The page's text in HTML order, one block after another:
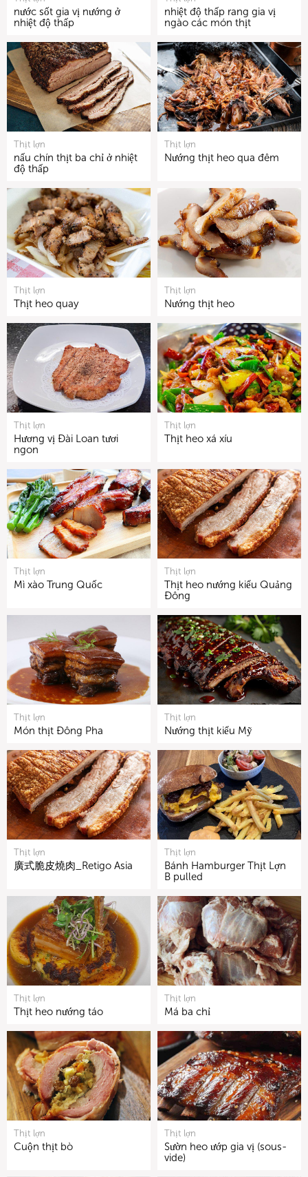
nước sốt gia vị nướng ở
nhiệt độ thấp
nhiệt độ thấp rang gia vị
ngào các món thịt
Thịt lợn
nấu chín thịt ba chỉ ở nhiệt
độ thấp
Thịt lợn
Nướng thịt heo qua đêm
Thịt lợn
Thịt heo quay
Thịt lợn
Nướng thịt heo
Thịt lợn
Hương vị Đài Loan tươi
ngon
Thịt lợn
Thịt heo xá xíu
Thịt lợn
Mì xào Trung Quốc
Thịt lợn
Thịt heo nướng kiểu Quảng
Đông
Thịt lợn
Món thịt Đông Pha
Thịt lợn
Nướng thịt kiểu Mỹ
Thịt lợn
廣式脆皮燒肉_Retigo Asia
Thịt lợn
Bánh Hamburger Thịt Lợn
B pulled
Thịt lợn
Thịt heo nướng táo
Thịt lợn
Má ba chỉ
Thịt lợn
Cuộn thịt bò
Thịt lợn
Sườn heo ướp gia vị (sous-
vide)